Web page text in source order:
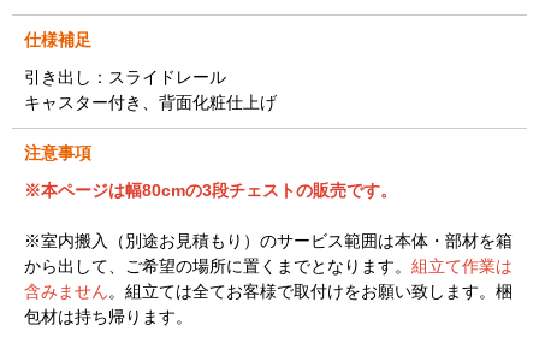
仕様補足
引き出し：スライドレール
キャスター付き、背面化粧仕上げ
注意事項
※本ページは幅80cmの3段チェストの販売です。
※室内搬入（別途お見積もり）のサービス範囲は本体・部材を箱
から出して、ご希望の場所に置くまでとなります。 組立て作業は
含みません。組立ては全てお客様で取付けをお願い致します。梱
包材は持ち帰ります。